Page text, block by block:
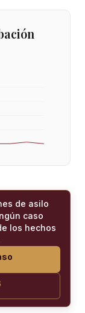
de asilo
caso
los hechos